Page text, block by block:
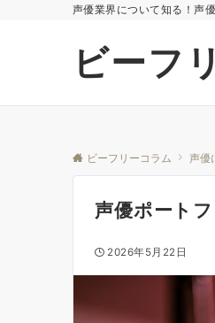
声優業界について知る！声
ビーフ
ビーフリーコラム 声優
声優ポート
2026年5月22日